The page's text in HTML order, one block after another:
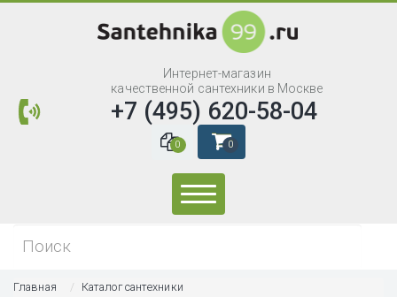
Интернет-магазин
качественной сантехники в Москве
+7 (495) 620-58-04
0 0
Главная
Каталог сантехники